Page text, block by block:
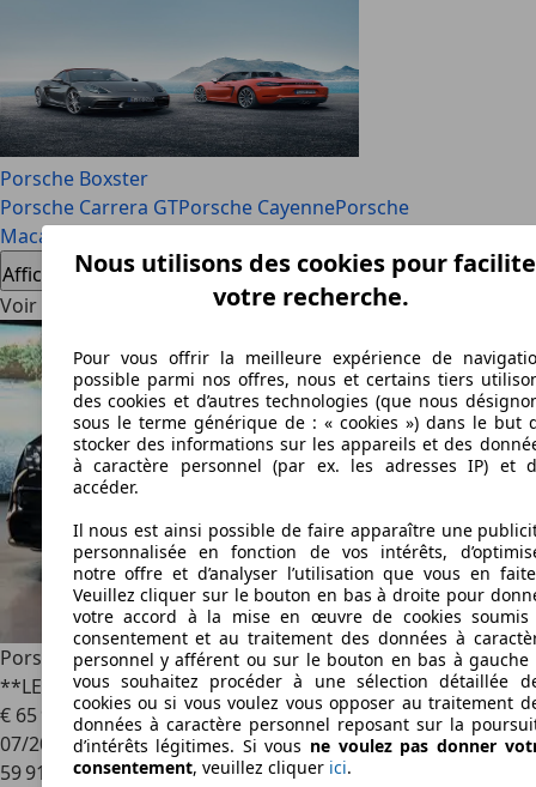
Porsche Boxster
Porsche Carrera GTPorsche CayennePorsche
Macan
Afficher tout
Voir les offres Porsche
Porsche Taycan4S Cross Turismo 93.4 kWh
**LED/LEDER/360°CAM/BOSE/PANO/ACC/CHRONO**
€ 65 950 1
07/2023
59 916 km
Nous utilisons des cookies pour
votre recherche.
Pour vous offrir la meilleure expérience de
possible parmi nos offres, nous et certains tiers
des cookies et d’autres technologies (que nous
sous le terme générique de : « cookies ») dans le but
stocker des informations sur les appareils et des
à caractère personnel (par ex. les adresses IP) et
accéder.
Il nous est ainsi possible de faire apparaître une
personnalisée en fonction de vos intérêts,
notre offre et d’analyser l’utilisation que vous en
Veuillez cliquer sur le bouton en bas à droite pour
votre accord à la mise en œuvre de cookies soumis
consentement et au traitement des données à
personnel y afférent ou sur le bouton en bas à gauche
vous souhaitez procéder à une sélection détaillée
cookies ou si vous voulez vous opposer au traitement
données à caractère personnel reposant sur la
d’intérêts légitimes. Si vous ne voulez pas donner
consentement, veuillez cliquer ici.